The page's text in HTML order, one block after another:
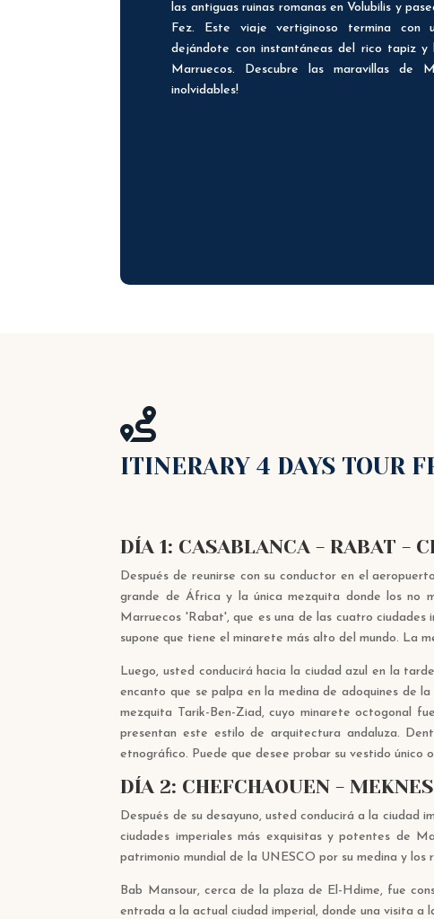
las antiguas ruinas romanas en Volubilis y
Fez. Este viaje vertiginoso termina con
dejándote con instantáneas del rico tapiz y
Marruecos. Descubre las maravillas de
inolvidables!

ITINERARY 4 DAYS TOUR
DÍA 1: CASABLANCA - RABAT -
Después de reunirse con su conductor en el
grande de África y la única mezquita donde los no
Marruecos 'Rabat', que es una de las cuatro
supone que tiene el minarete más alto del mundo. La
Luego, usted conducirá hacia la ciudad azul en la
encanto que se palpa en la medina de adoquines de
mezquita Tarik-Ben-Ziad, cuyo minarete octogonal
presentan este estilo de arquitectura andaluza.
etnográfico. Puede que desee probar su vestido único
DÍA 2: CHEFCHAOUEN -
Después de su desayuno, usted conducirá a la
ciudades imperiales más exquisitas y potentes de
patrimonio mundial de la UNESCO por su medina y los
Bab Mansour, cerca de la plaza de El-Hdime, fue
entrada a la actual ciudad imperial, donde una visita a